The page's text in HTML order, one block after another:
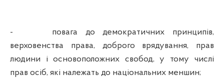
-
повага до демократичних принципів,
верховенства права, доброго врядування, прав
людини і основоположних свобод, у тому числі
прав осіб, які належать до національних меншин;